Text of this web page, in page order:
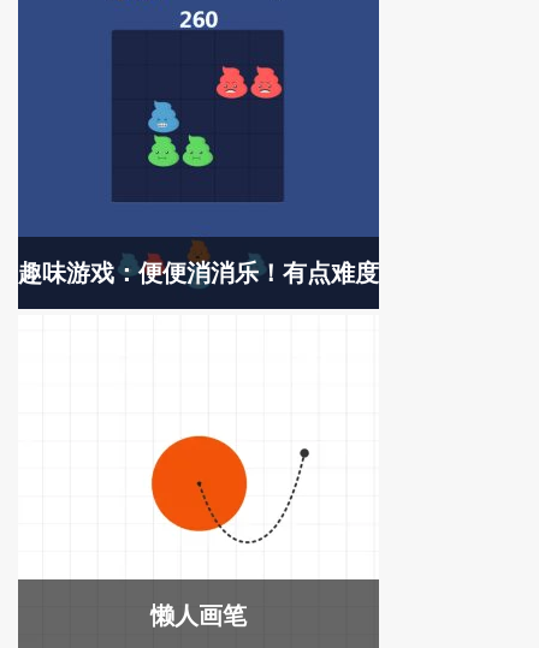
趣味游戏：便便消消乐！有点难度
懒人画笔